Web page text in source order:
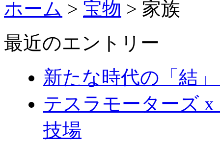
ホーム > 宝物 > 家族
最近のエントリー
新たな時代の「結
テスラモーターズ
技場